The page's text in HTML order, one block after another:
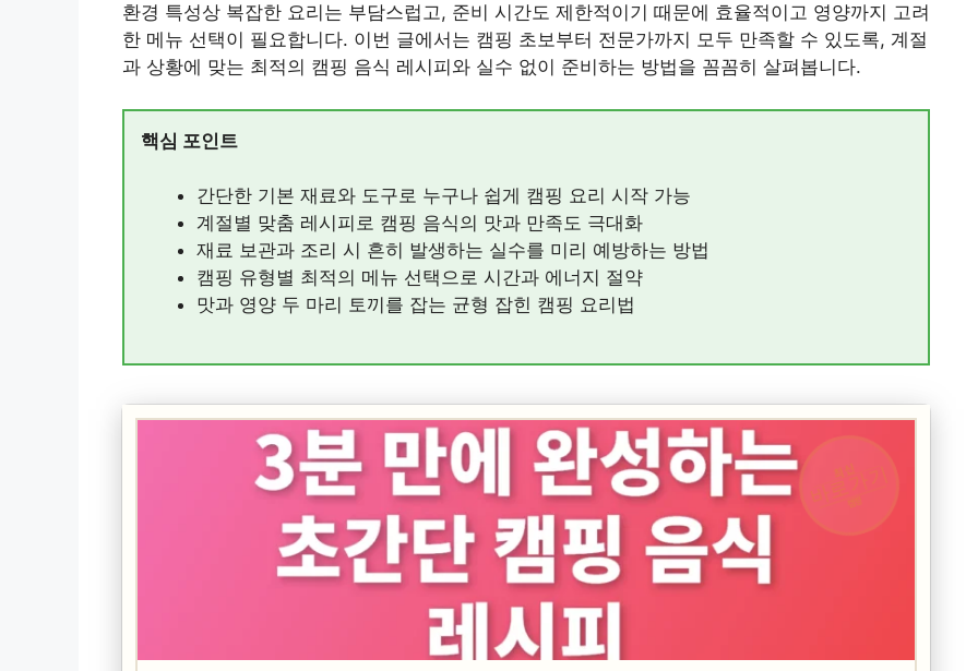
환경 특성상 복잡한 요리는 부담스럽고, 준비 시간도 제한적이기 때문에 효율적이고 영양까지 고려
한 메뉴 선택이 필요합니다. 이번 글에서는 캠핑 초보부터 전문가까지 모두 만족할 수 있도록, 계절
과 상황에 맞는 최적의 캠핑 음식 레시피와 실수 없이 준비하는 방법을 꼼꼼히 살펴봅니다.
핵심 포인트
간단한 기본 재료와 도구로 누구나 쉽게 캠핑 요리 시작 가능
계절별 맞춤 레시피로 캠핑 음식의 맛과 만족도 극대화
재료 보관과 조리 시 흔히 발생하는 실수를 미리 예방하는 방법
캠핑 유형별 최적의 메뉴 선택으로 시간과 에너지 절약
맛과 영양 두 마리 토끼를 잡는 균형 잡힌 캠핑 요리법
최신
바로가기